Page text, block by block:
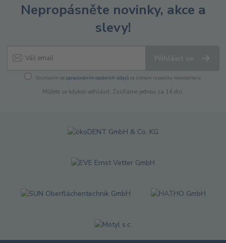
Nepropásněte novinky, akce a
slevy!
Souhlasím se zpracováním osobních údajůza účelem rozesílky newsletteru.
Můžete se kdykoli odhlásit. Zasíláme jednou za 14 dní.